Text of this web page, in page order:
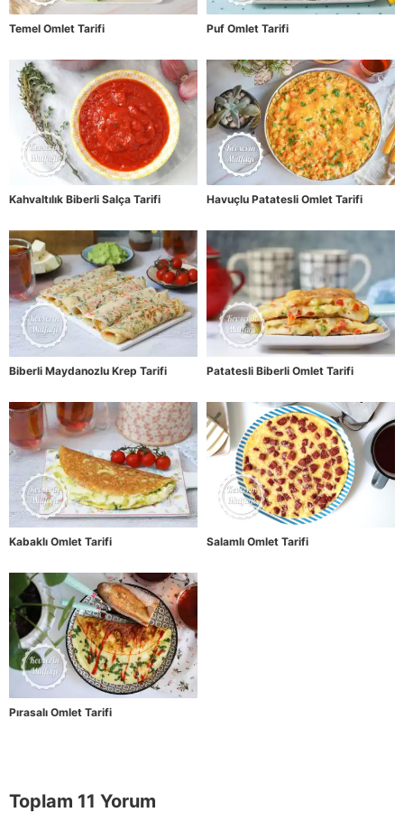
Temel Omlet Tarifi Puf Omlet Tarifi
Kahvaltılık Biberli Salça Tarifi Havuçlu Patatesli Omlet Tarifi
Biberli Maydanozlu Krep Tarifi Patatesli Biberli Omlet Tarifi
Kabaklı Omlet Tarifi Salamlı Omlet Tarifi
Pırasalı Omlet Tarifi
Toplam 11 Yorum